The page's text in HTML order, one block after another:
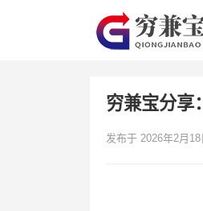
穷兼宝分享
发布于 2026年2月18